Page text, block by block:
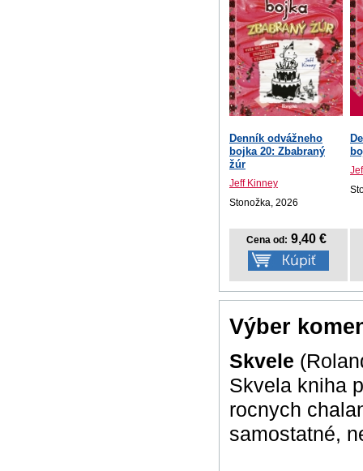
Denník odvážneho
bojka 20: Zbabraný
žúr
Jeff Kinney
Stonožka, 2026
Cena od: 9,40 €
Výber
Skvele
Skvela kniha
rocnych
samostatné,